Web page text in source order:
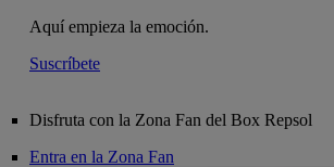
Aquí empieza la emoción.
Suscríbete
Disfruta con la Zona Fan del Box Repsol
Entra en la Zona Fan